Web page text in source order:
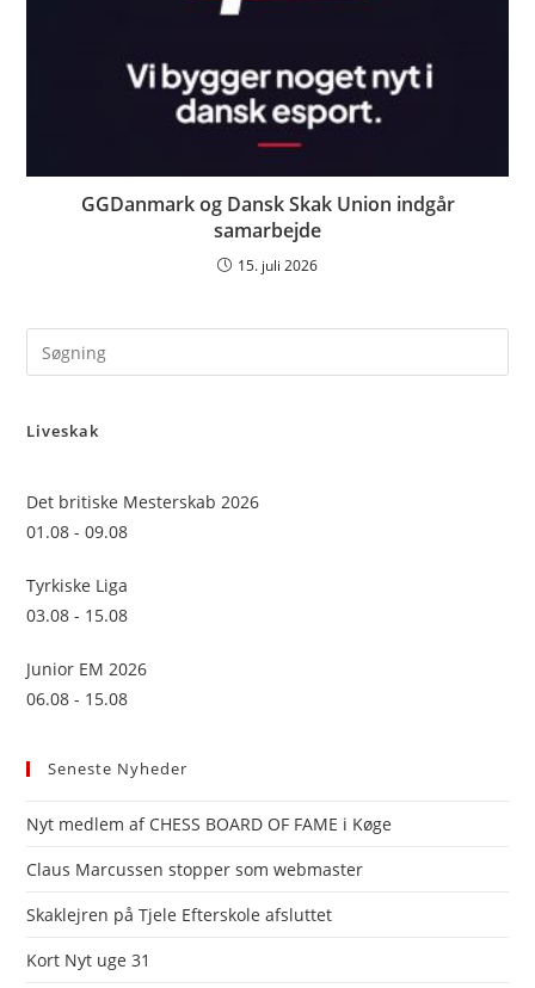
GGDanmark og Dansk Skak Union indgår
samarbejde
15. juli 2026
Liveskak
Det britiske Mesterskab 2026
01.08 - 09.08
Tyrkiske Liga
03.08 - 15.08
Junior EM 2026
06.08 - 15.08
Seneste Nyheder
Nyt medlem af CHESS BOARD OF FAME i Køge
Claus Marcussen stopper som webmaster
Skaklejren på Tjele Efterskole afsluttet
Kort Nyt uge 31